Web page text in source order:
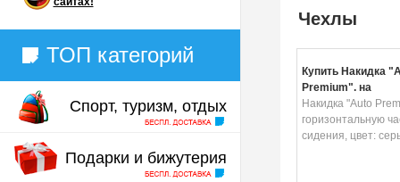
ТОП категорий
Спорт, туризм, отдых
Подарки и бижутерия
Чехлы
Купить Накидка
Premium", на
горизонтальную
сидения, цвет:
Накидка "Auto
горизонтальную
сидения, цвет: